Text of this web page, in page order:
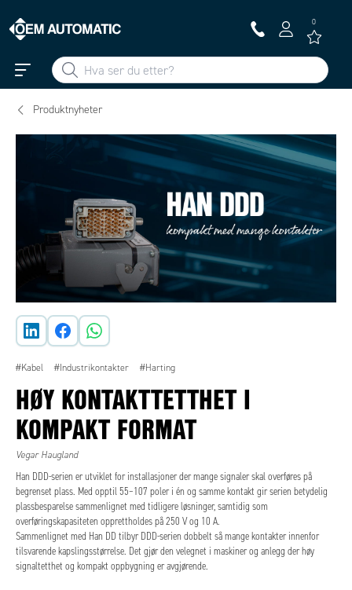
0
Produktnyheter
#Kabel #Industrikontakter #Harting
HØY KONTAKTTETTHET I
KOMPAKT FORMAT
Vegar Haugland
Han DDD-serien er utviklet for installasjoner der mange signaler skal overføres på
begrenset plass. Med opptil 55–107 poler i én og samme kontakt gir serien betydelig
plassbesparelse sammenlignet med tidligere løsninger, samtidig som
overføringskapasiteten opprettholdes på 250 V og 10 A.
Sammenlignet med Han DD tilbyr DDD-serien dobbelt så mange kontakter innenfor
tilsvarende kapslingsstørrelse. Det gjør den velegnet i maskiner og anlegg der høy
signaltetthet og kompakt oppbygning er avgjørende.